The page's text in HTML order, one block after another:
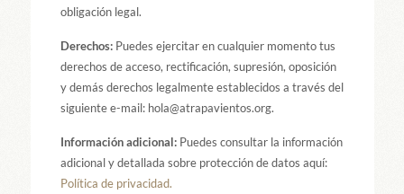
obligación legal.
Derechos:Puedes ejercitar en cualquier momento tus
derechos de acceso, rectificación, supresión, oposición
y demás derechos legalmente establecidos a través del
siguiente e-mail: hola@atrapavientos.org.
Información adicional:Puedes consultar la información
adicional y detallada sobre protección de datos aquí:
Política de privacidad.